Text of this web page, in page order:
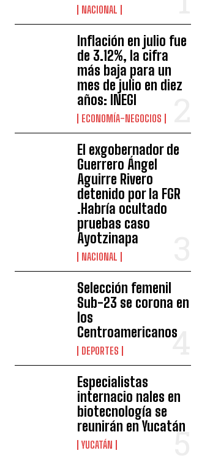
NACIONAL
Inflación en julio fue
de 3.12%, la cifra
más baja para un
mes de julio en diez
años: INEGI
ECONOMÍA-NEGOCIOS
El exgobernador de
Guerrero Ángel
Aguirre Rivero
detenido por la FGR
.Habría ocultado
pruebas caso
Ayotzinapa
NACIONAL
Selección femenil
Sub-23 se corona en
los
Centroamericanos
DEPORTES
Especialistas
internacio nales en
biotecnología se
reunirán en Yucatán
YUCATÁN